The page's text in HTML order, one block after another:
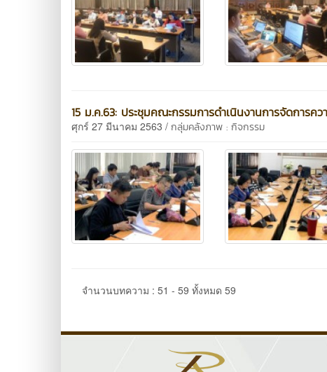
15 ม.ค.63: ประชุมคณะกรรมการดำเนินงานการจัดการ
ศุกร์ 27 มีนาคม 2563 / กลุ่มคลังภาพ : กิจกรรม
จำนวนบทความ : 51 - 59 ทั้งหมด 59